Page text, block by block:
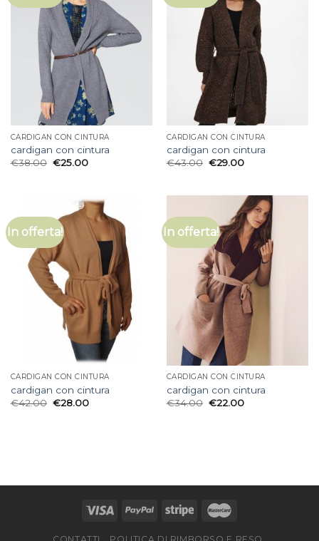
CARDIGAN CON CINTURA
cardigan con cintura
€38.00 €25.00
CARDIGAN CON CINTURA
cardigan con cintura
€43.00 €29.00
In offerta!
CARDIGAN CON CINTURA
cardigan con cintura
€42.00 €28.00
In offerta!
CARDIGAN CON CINTURA
cardigan con cintura
€34.00 €22.00